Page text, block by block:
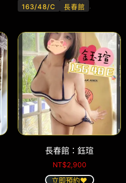
163/48/C 長春館 .
長春館：鈺瑄
NT$2,900
立即預約❤️